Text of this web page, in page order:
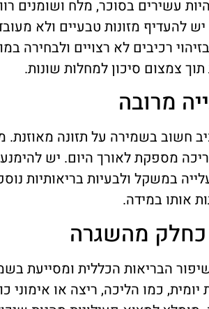
עשירים בסוכר, מלח ושומנים
יש להעדיף מזונות טבעיים ולא
רכיבים לא רצויים ולבחירה
צמצום סיכון למחלות שונות.
מרובה
חשוב בשמירה על תזונה מאוזנת.
מספקת לאורך היום. יש
במשקל ולבעיות בריאותיות
אותו במידה.
כחלק מהשגרה
הבריאות הכללית ומסייעת
יומית, כמו הליכה, ריצה או אימוני